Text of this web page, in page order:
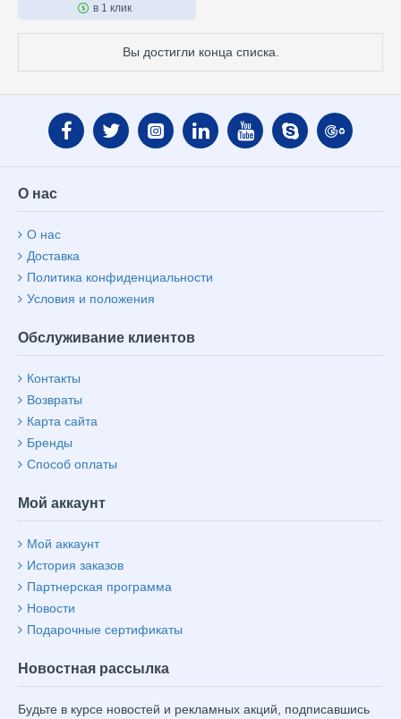
в 1 клик
Вы достигли конца списка.
О нас
О нас
Доставка
Политика конфиденциальности
Условия и положения
Обслуживание клиентов
Контакты
Возвраты
Карта сайта
Бренды
Способ оплаты
Мой аккаунт
Мой аккаунт
История заказов
Партнерская программа
Новости
Подарочные сертификаты
Новостная рассылка
Будьте в курсе новостей и рекламных акций, подписавшись